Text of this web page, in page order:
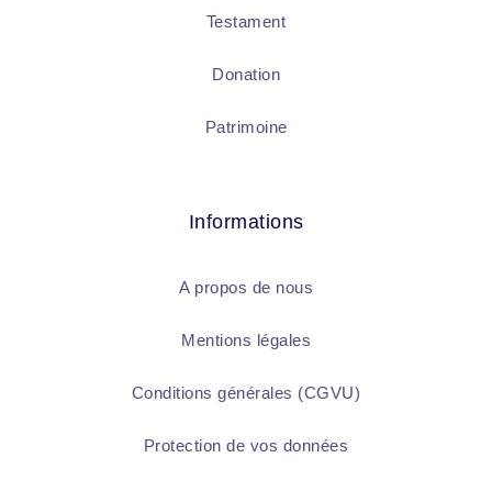
Testament
Donation
Patrimoine
Informations
A propos de nous
Mentions légales
Conditions générales (CGVU)
Protection de vos données